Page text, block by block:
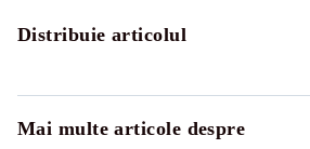
Distribuie articolul
Mai multe articole despre